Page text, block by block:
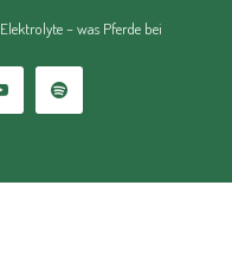
– was Pferde bei